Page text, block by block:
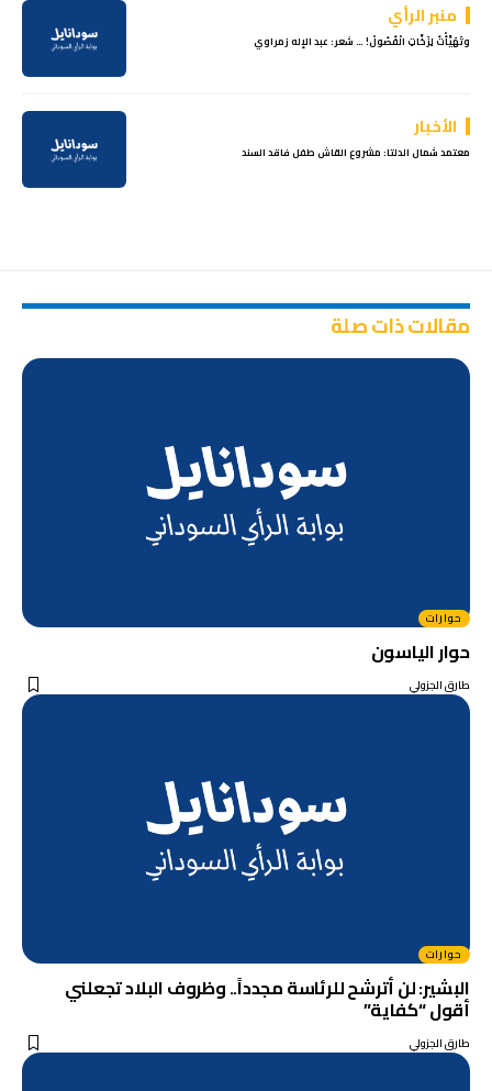
منبر الرأي
وتَهَيَّأْتُ لِزَخَّاتِ الْفُصُولْ! … شعر: عبد الإله زمراوي
الأخبار
معتمد شمال الدلتا: مشروع القاش طفل فاقد السند
مقالات ذات صلة
حوارات
حوار الياسون
طارق الجزولي
حوارات
البشير: لن أترشح للرئاسة مجدداً.. وظروف البلاد تجعلني
أقول “كفاية”
طارق الجزولي